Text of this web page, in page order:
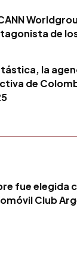
de
la
de
fue elegida
Club